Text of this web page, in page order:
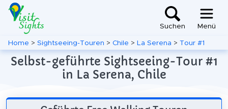
Suchen Menü
Home > Sightseeing-Touren > Chile > La Serena > Tour #1
Selbst-geführte Sightseeing-Tour #1
in La Serena, Chile